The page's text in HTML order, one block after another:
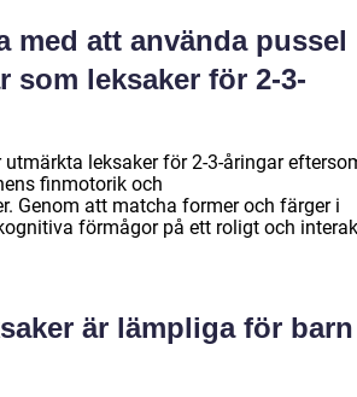
med att använda pussel
som leksaker för 2-3-
leksaker för 2-3-åringar
finmotorik och
Genom att matcha former och färger i
förmågor på ett roligt och
är lämpliga för